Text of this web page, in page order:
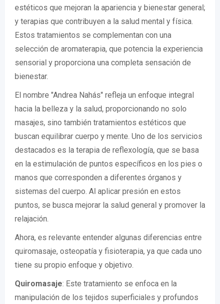
estéticos que mejoran la apariencia y bienestar general;
y terapias que contribuyen a la salud mental y física.
Estos tratamientos se complementan con una
selección de aromaterapia, que potencia la experiencia
sensorial y proporciona una completa sensación de
bienestar.
El nombre "Andrea Nahás" refleja un enfoque integral
hacia la belleza y la salud, proporcionando no solo
masajes, sino también tratamientos estéticos que
buscan equilibrar cuerpo y mente. Uno de los servicios
destacados es la terapia de reflexología, que se basa
en la estimulación de puntos específicos en los pies o
manos que corresponden a diferentes órganos y
sistemas del cuerpo. Al aplicar presión en estos
puntos, se busca mejorar la salud general y promover la
relajación.
Ahora, es relevante entender algunas diferencias entre
quiromasaje, osteopatía y fisioterapia, ya que cada uno
tiene su propio enfoque y objetivo.
Quiromasaje: Este tratamiento se enfoca en la
manipulación de los tejidos superficiales y profundos